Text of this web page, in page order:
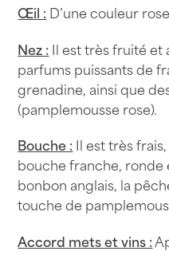
Œil :D’une couleur
Nez :Il est très fruité et
parfums puissants de
grenadine, ainsi que
(pamplemousse rose).
Bouche :Il est très
bouche franche,
bonbon anglais, la
touche de
Accord mets et vins :